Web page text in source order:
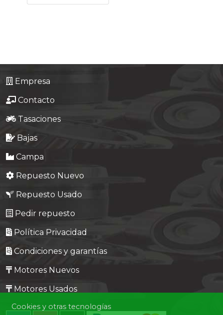
Empresa
Contacto
Tasaciones
Bajas
Campa
Repuesto Nuevo
Repuesto Usado
Pedir repuesto
Política Privacidad
Condiciones y garantías
Motores Nuevos
Motores Usados
Cookies y otras tecnologías